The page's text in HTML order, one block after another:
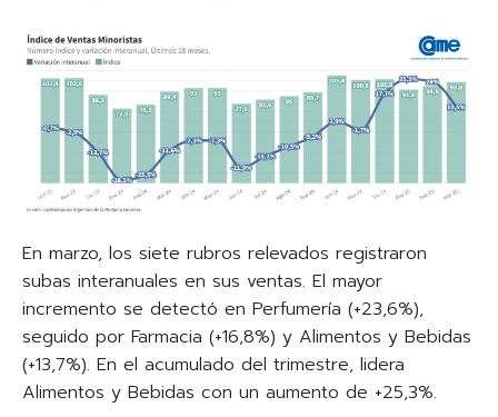
En marzo, los siete rubros relevados registraron
subas interanuales en sus ventas. El mayor
incremento se detectó en Perfumería (+23,6%),
seguido por Farmacia (+16,8%) y Alimentos y Bebidas
(+13,7%). En el acumulado del trimestre, lidera
Alimentos y Bebidas con un aumento de +25,3%.